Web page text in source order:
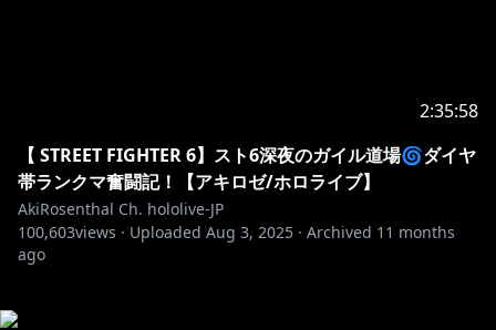
2:35:58
【 STREET FIGHTER 6】スト6深夜のガイル道場🌀ダイヤ
帯ランクマ奮闘記！【アキロゼ/ホロライブ】
AkiRosenthal Ch. hololive-JP
100,603views · Uploaded Aug 3, 2025 · Archived 11 months
ago